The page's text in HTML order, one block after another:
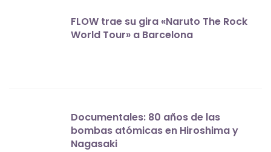
FLOW trae su gira «Naruto The Rock
World Tour» a Barcelona
Documentales: 80 años de las
bombas atómicas en Hiroshima y
Nagasaki